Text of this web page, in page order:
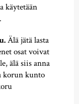
käytetään
Älä jätä lasta
osat voivat
älä siis anna
korun kunto